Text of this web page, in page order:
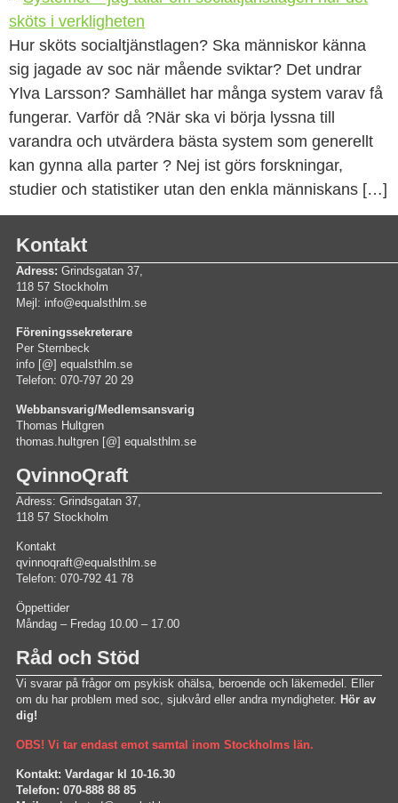
Hur sköts socialtjänstlagen? Ska människor känna
sig jagade av soc när mående sviktar? Det undrar
Ylva Larsson? Samhället har många system varav få
fungerar. Varför då ?När ska vi börja lyssna till
varandra och utvärdera bästa system som generellt
kan gynna alla parter ? Nej ist görs forskningar,
studier och statistiker utan den enkla människans […]
Kontakt
Adress: Grindsgatan 37,
118 57 Stockholm
Mejl: info@equalsthlm.se
Föreningssekreterare
Per Sternbeck
info [@] equalsthlm.se
Telefon: 070-797 20 29
Webbansvarig/Medlemsansvarig
Thomas Hultgren
thomas.hultgren [@] equalsthlm.se
QvinnoQraft
Adress: Grindsgatan 37,
118 57 Stockholm
Kontakt
qvinnoqraft@equalsthlm.se
Telefon: 070-792 41 78
Öppettider
Måndag – Fredag 10.00 – 17.00
Råd och Stöd
Vi svarar på frågor om psykisk ohälsa, beroende och läkemedel. Eller
om du har problem med soc, sjukvård eller andra myndigheter. Hör av
dig!
OBS! Vi tar endast emot samtal inom Stockholms län.
Kontakt: Vardagar kl 10-16.30
Telefon: 070-888 88 85